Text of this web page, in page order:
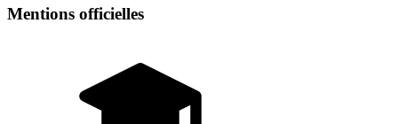
Mentions officielles